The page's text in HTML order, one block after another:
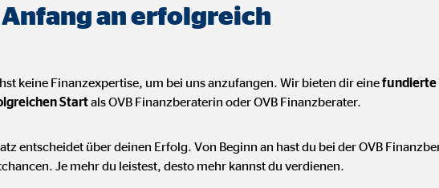
an erfolgreich
keine Finanzexpertise, um bei uns anzufangen. Wir bieten dir einefundierte
Startals OVB Finanzberaterin oder OVB Finanzberater.
entscheidet über deinen Erfolg. Von Beginn an hast du bei der OVB
Je mehr du leistest, desto mehr kannst du verdienen.